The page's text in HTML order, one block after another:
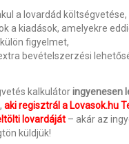
a lovardád költségvetése,
a kiadások, amelyekre
figyelmet,
bevételszerzési
kalkulátoringyenesen
aki regisztrál a Lovasok.hu
lovardáját – akár az
küldjük!